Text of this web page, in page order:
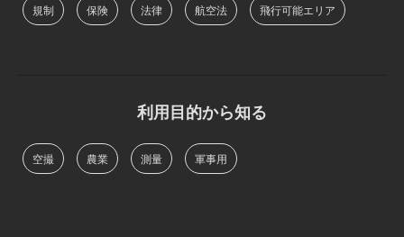
規制 保険 法律 航空法 飛行可能エリア
利用目的から知る
空撮 農業 測量 軍事用